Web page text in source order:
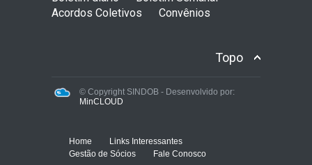
Acordos Coletivos
Convênios
Topo
© Copyright SINDOB - Desenvolvido por:
MinCLOUD
Home
Links Interessantes
Gestão de Sócios
Fale Conosco